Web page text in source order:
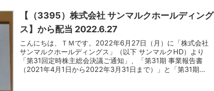
【（3395）株式会社 サンマルクホールディング
ス】から配当 2022.6.27
こんにちは、ＴＭです。2022年6月27日（月）に「株式会社
サンマルクホールディングス」（以下 サンマルクHD）より
「第31回定時株主総会決議ご通知」、「第31期 事業報告書
（2021年4月1日から2022年3月31日まで）」と「第31期...